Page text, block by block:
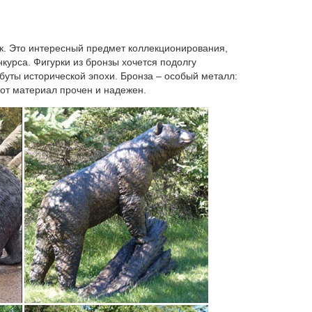
книжка. Казалось бы, что здесь уже
удивляться человеческой фантазии.
из различных материалов. Сувениры с
Матрешки, оловянные солдатики, шкатулки Палех,
статуэтки собак.
изготавливали их изображения в виде
фарфоровые статуэтки собак.
Это интересный предмет коллекционирования,
Фигурки из бронзы хочется подолгу
исторической эпохи. Бронза – особый металл:
материал прочен и надежен.